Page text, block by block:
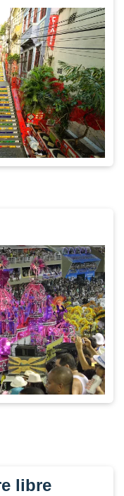
libre